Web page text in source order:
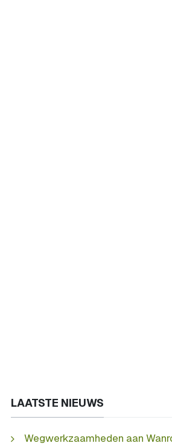
LAATSTE NIEUWS
Wegwerkzaamheden aan